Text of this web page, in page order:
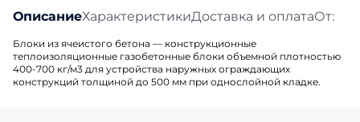
ОписаниеХарактеристикиДоставка и оплата
Блоки из ячеистого бетона — конструкционные
теплоизоляционные газобетонные блоки объемной плотностью
400-700 кг/м3 для устройства наружных ограждающих
конструкций толщиной до 500 мм при однослойной кладке.